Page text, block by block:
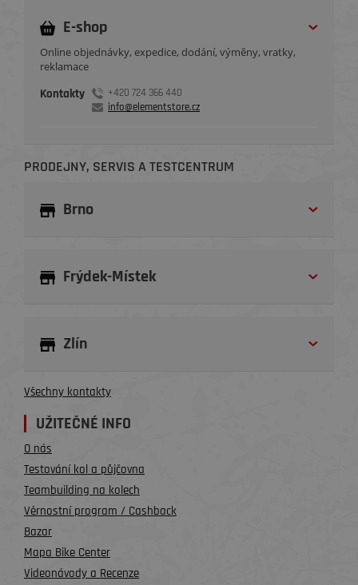
E-shop
Online objednávky, expedice, dodání, výměny, vratky,
reklamace
Kontakty
+420 724 366 440
info@elementstore.cz
PRODEJNY, SERVIS A TESTCENTRUM
Brno
Frýdek-Místek
Zlín
Všechny kontakty
UŽITEČNÉ INFO
O nás
Testování kol a půjčovna
Teambuilding na kolech
Věrnostní program / Cashback
Bazar
Mapa Bike Center
Videonávody a Recenze